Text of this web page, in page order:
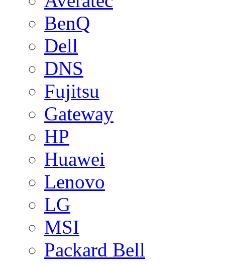
BenQ
Dell
DNS
Fujitsu
Gateway
HP
Huawei
Lenovo
LG
MSI
Packard Bell